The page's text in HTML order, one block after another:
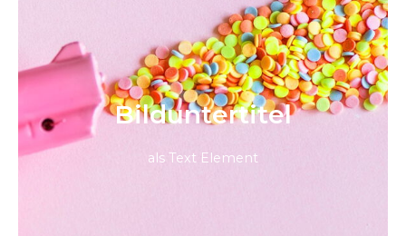
Bild­unter­titel
als Text Element